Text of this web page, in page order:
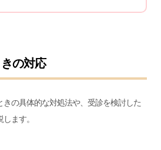
の対応
きの具体的な対処法や、受診を検討した
ます。